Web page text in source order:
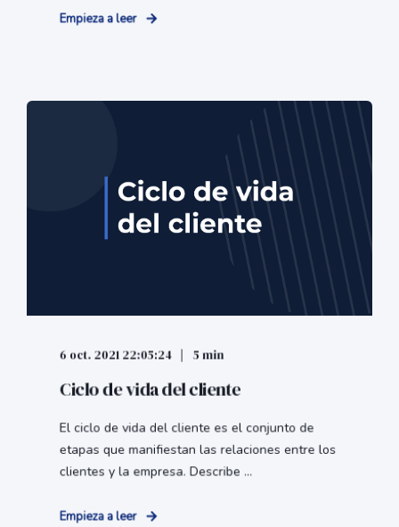
Empieza a leer
6 oct. 2021 22:05:24 5 min
Ciclo de vida del cliente
El ciclo de vida del cliente es el conjunto de
etapas que manifiestan las relaciones entre los
clientes y la empresa. Describe ...
Empieza a leer